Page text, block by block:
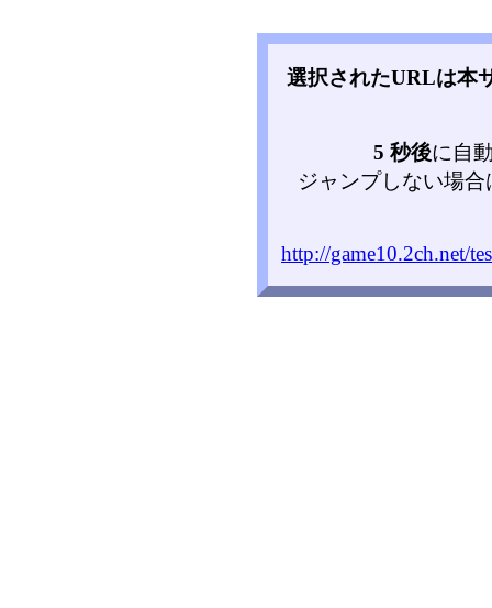
選択されたURLは本
5 秒後に自
ジャンプしない場
http://game10.2ch.net/